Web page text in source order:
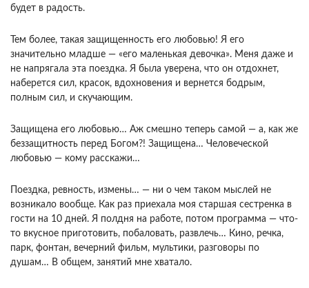
будет в радость.
Тем более, такая защищенность его любовью! Я его
значительно младше — «его маленькая девочка». Меня даже и
не напрягала эта поездка. Я была уверена, что он отдохнет,
наберется сил, красок, вдохновения и вернется бодрым,
полным сил, и скучающим.
Защищена его любовью… Аж смешно теперь самой — а, как же
беззащитность перед Богом?! Защищена… Человеческой
любовью — кому расскажи…
Поездка, ревность, измены… — ни о чем таком мыслей не
возникало вообще. Как раз приехала моя старшая сестренка в
гости на 10 дней. Я полдня на работе, потом программа — что-
то вкусное приготовить, побаловать, развлечь… Кино, речка,
парк, фонтан, вечерний фильм, мультики, разговоры по
душам… В общем, занятий мне хватало.